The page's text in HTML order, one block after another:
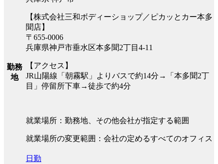
勤務
地
【株式会社三和ボディーショップ／ピカッとカー本多
聞店】
〒655-0006
兵庫県神戸市垂水区本多聞2丁目4-11
【アクセス】
JR山陽線「朝霧駅」よりバスで約14分→「本多聞2丁
目」停留所下車→徒歩で約4分
就業場所：勤務地、その他会社が指定する範囲
就業場所の変更範囲：会社の定めるすべてのオフィス
日勤